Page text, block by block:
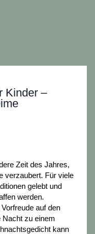
Kinder –
Zeit des Jahres,
verzaubert. Für viele
gelebt und
werden.
auf den
Nacht zu einem
kann